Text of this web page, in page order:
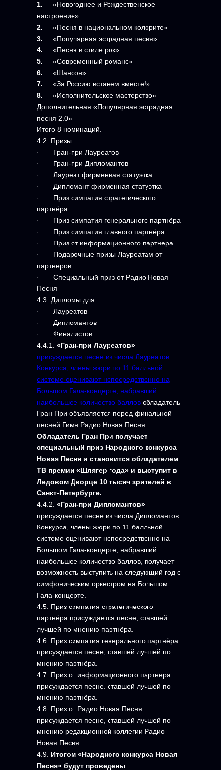
1. «Новогоднее и Рождественское
настроение»
2. «Песня в национальном колорите»
3. «Популярная эстрадная песня»
4. «Песня в стиле рок»
5. «Современный романс»
6. «Шансон»
7. «За Россию встанем вместе!»
8. «Исполнительское мастерство»
Дополнительная «Популярная эстрадная
песня 2.0»
Итого 8 номинаций.
4.2. Призы:
· Гран-при Лауреатов
· Гран-при Дипломантов
· Лауреат фирменная статуэтка
· Дипломант фирменная статуэтка
· Приз симпатия стратегического
партнёра
· Приз симпатия генерального партнёра
· Приз симпатия главного партнёра
· Приз от информационного партнера
· Подарочные призы Лауреатам от
партнеров
· Специальный приз от Радио Новая
Песня
4.3. Дипломы для:
· Лауреатов
· Дипломантов
· Финалистов
4.4.1. «Гран-при Лауреатов»
присуждается песне из числа Лауреатов
Конкурса, члены жюри по 11 балльной
системе оценивают непосредственно на
Большом Гала-концерте, набравший
наибольшее количество баллов обладатель
Гран При объявляется перед финальной
песней Гимн Радио Новая Песня.
Обладатель Гран При получает
специальный приз Народного конкурса
Новая Песня и становится обладателем
ТВ премии «Шлягер года» и выступит в
Ледовом Дворце 10 тысяч зрителей в
Санкт-Петербурге.
4.4.2. «Гран-при Дипломантов»
присуждается песне из числа Дипломантов
Конкурса, члены жюри по 11 балльной
системе оценивают непосредственно на
Большом Гала-концерте, набравший
наибольшее количество баллов, получает
возможность выступить на следующий год с
симфоническим оркестром на Большом
Гала-концерте.
4.5. Приз симпатия стратегического
партнёра присуждается песне, ставшей
лучшей по мнению партнёра.
4.6. Приз симпатия генерального партнёра
присуждается песне, ставшей лучшей по
мнению партнёра.
4.7. Приз от информационного партнера
присуждается песне, ставшей лучшей по
мнению партнёра.
4.8. Приз от Радио Новая Песня
присуждается песне, ставшей лучшей по
мнению редакционной коллегии Радио
Новая Песня.
4.9. Итогом «Народного конкурса Новая
Песня» будут проведены